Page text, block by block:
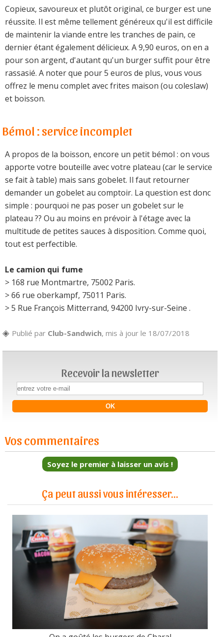
Copieux, savoureux et plutôt original, ce burger est une
réussite. Il est même tellement généreux qu'il est difficile
de maintenir la viande entre les tranches de pain, ce
dernier étant également délicieux. A 9,90 euros, on en a
pour son argent, d'autant qu'un burger suffit pour être
rassasié. A noter que pour 5 euros de plus, vous vous
offrez le menu complet avec frites maison (ou coleslaw)
et boisson.
Bémol : service incomplet
A propos de la boisson, encore un petit bémol : on vous
apporte votre bouteille avec votre plateau (car le service
se fait à table) mais sans gobelet. Il faut retourner
demander un gobelet au comptoir. La question est donc
simple : pourquoi ne pas poser un gobelet sur le
plateau ?? Ou au moins en prévoir à l'étage avec la
multitude de petites sauces à disposition. Comme quoi,
tout est perfectible.
Le camion qui fume
> 168 rue Montmartre, 75002 Paris.
> 66 rue oberkampf, 75011 Paris.
> 5 Rue François Mitterrand, 94200 Ivry-sur-Seine .
Publié par Club-Sandwich, mis à jour le 18/07/2018
Recevoir la newsletter
Vos commentaires
Soyez le premier à laisser un avis !
Ça peut aussi vous intéresser...